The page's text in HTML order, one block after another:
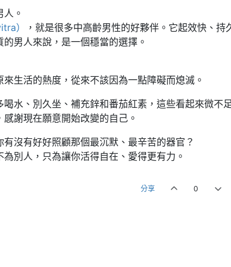
。
）
，就是很多中高齡男性的好夥伴。它起效快、持
男人來說，是一個穩當的選擇。
生活的熱度，從來不該因為一點障礙而熄滅。
水、別久坐、補充鋅和番茄紅素，這些看起來微不
謝現在願意開始改變的自己。
沒有好好照顧那個最沉默、最辛苦的器官？
別人，只為讓你活得自在、愛得更有力。
分享 0